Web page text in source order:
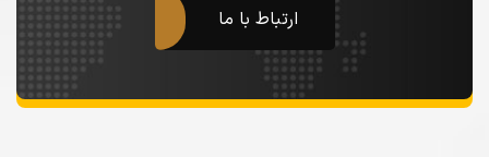
ارتباط با ما